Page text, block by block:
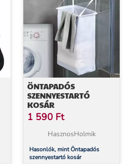
ÖNTAPADÓS
SZENNYESTARTÓ
KOSÁR
1 590 Ft
HasznosHolmik
Hasonlók, mint Öntapadós
szennyestartó kosár